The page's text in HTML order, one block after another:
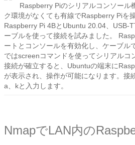
Raspberry Piのシリアルコンソール
ク環境がなくても有線でRaspberry Piを
Raspberry Pi 4BとUbuntu 20.04、USB-
ーブルを使って接続を試みました。
ートとコンソールを有効化し、ケーブル
ではscreenコマンドを使ってシリアルコ
接続が確立すると、Ubuntuの端末に
が表示され、操作が可能になります。接
a、kと入力します。